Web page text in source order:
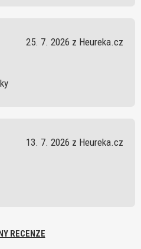
25. 7. 2026 z Heureka.cz
13. 7. 2026 z Heureka.cz
RECENZE